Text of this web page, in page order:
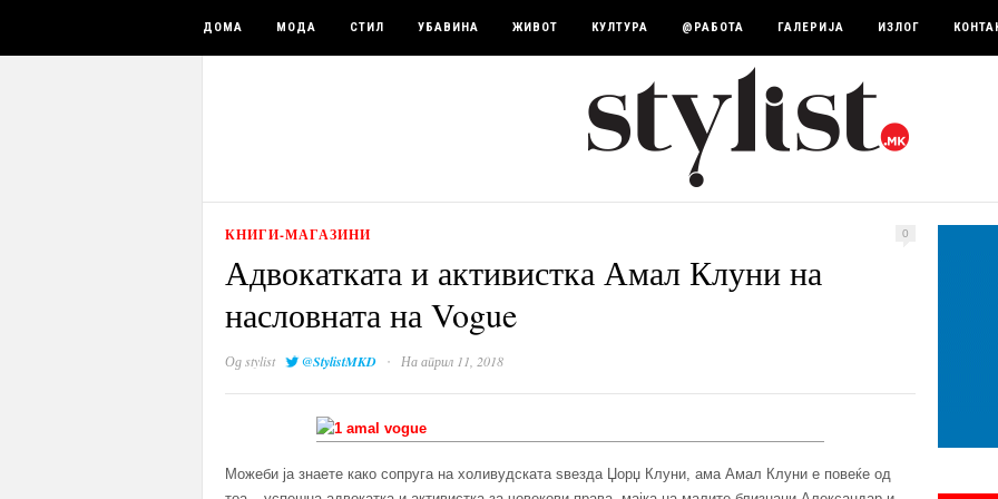
ДОМА МОДА СТИЛ УБАВИНА ЖИВОТ КУЛТУРА @РАБОТА ГАЛЕРИЈА ИЗЛОГ
КНИГИ-МАГАЗИНИ 0
Адвокатката и активистка Амал Клуни на
насловната на Vogue
Одstylist @StylistMKD · На април 11, 2018
Можеби ја знаете како сопруга на холивудската ѕвезда Џорџ Клуни, ама Амал Клуни е повеќе од